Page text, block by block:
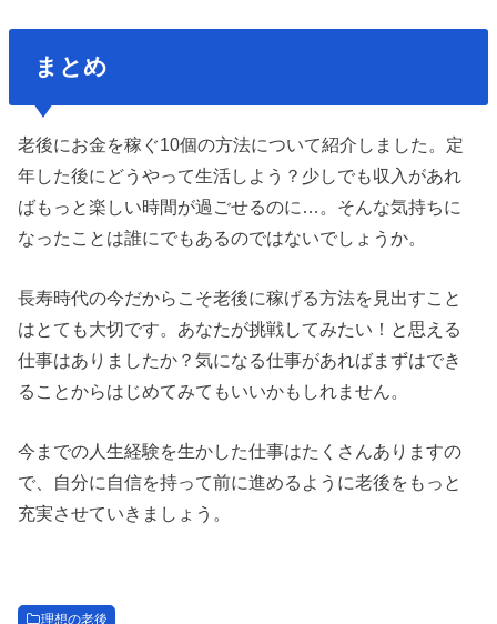
まとめ
老後にお金を稼ぐ10個の方法について紹介しました。定
年した後にどうやって生活しよう？少しでも収入があれ
ばもっと楽しい時間が過ごせるのに…。そんな気持ちに
なったことは誰にでもあるのではないでしょうか。
長寿時代の今だからこそ老後に稼げる方法を見出すこと
はとても大切です。あなたが挑戦してみたい！と思える
仕事はありましたか？気になる仕事があればまずはでき
ることからはじめてみてもいいかもしれません。
今までの人生経験を生かした仕事はたくさんありますの
で、自分に自信を持って前に進めるように老後をもっと
充実させていきましょう。
理想の老後